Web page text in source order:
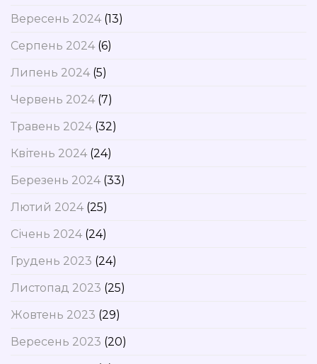
Вересень 2024(13)
Серпень 2024(6)
Липень 2024(5)
Червень 2024(7)
Травень 2024(32)
Квітень 2024(24)
Березень 2024(33)
Лютий 2024(25)
Січень 2024(24)
Грудень 2023 (24)
Листопад 2023 (25)
Жовтень 2023 (29)
Вересень 2023 (20)